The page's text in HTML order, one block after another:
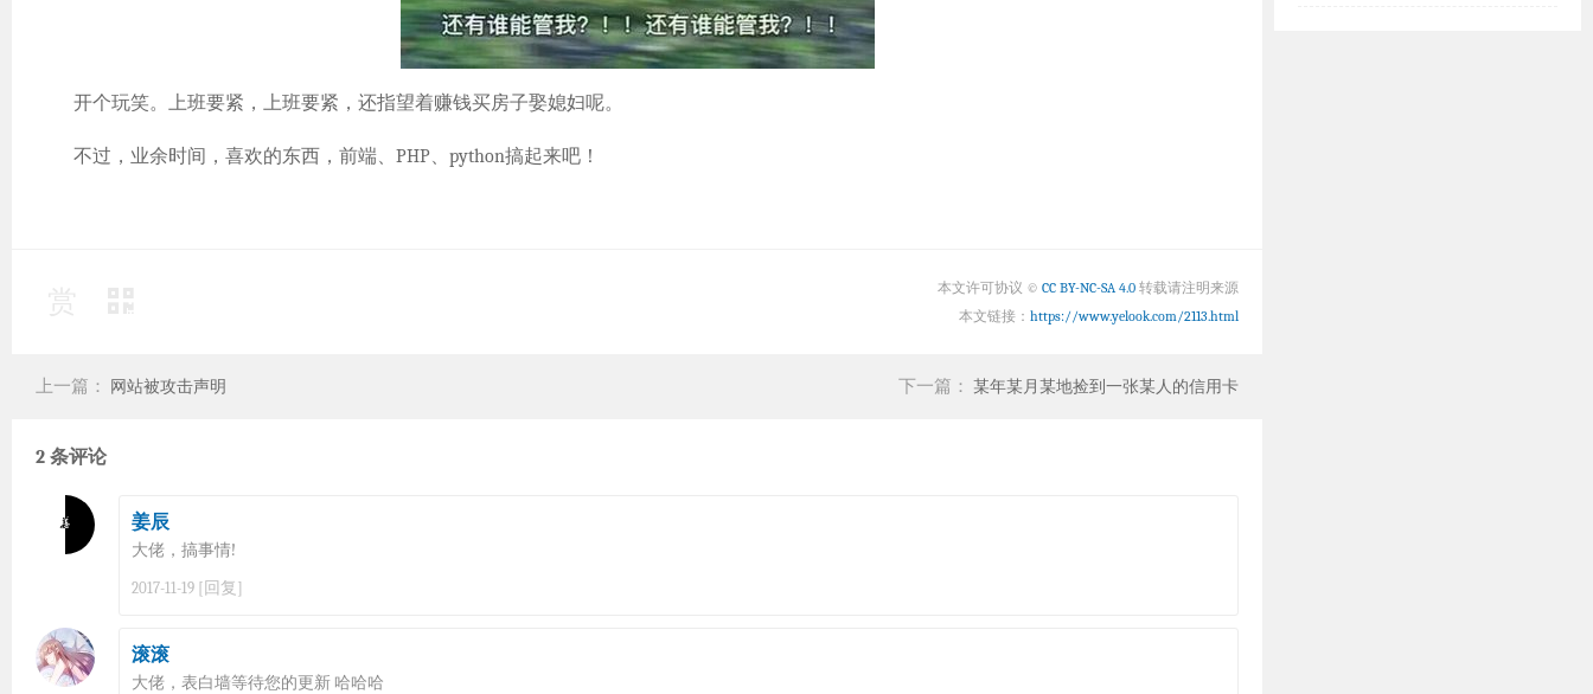
开个玩笑。上班要紧，上班要紧，还指望着赚钱买房子娶媳妇呢。
不过，业余时间，喜欢的东西，前端、PHP、python搞起来吧！
本文许可协议 ©CC BY-NC-SA 4.0 转载请注明来源
本文链接：https://www.yelook.com/2113.html
上一篇： 网站被攻击声明 下一篇：某年某月某地捡到一张某人的信用卡
2 条评论
姜辰
大佬，搞事情!
2017-11-19 [回复]
滚滚
大佬，表白墙等待您的更新 哈哈哈